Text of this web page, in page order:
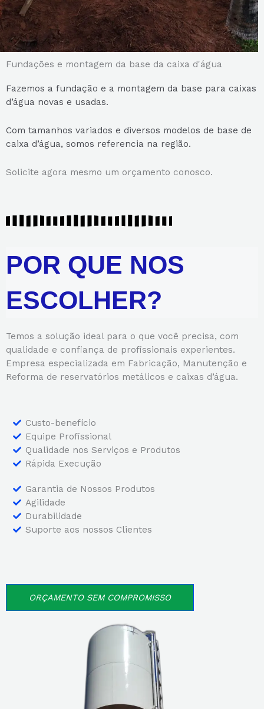
Fundações e montagem da base da caixa d'água
Fazemos a fundação e a montagem da base para caixas
d’água novas e usadas.
Com tamanhos variados e diversos modelos de base de
caixa d’água, somos referencia na região.
Solicite agora mesmo um orçamento conosco.
POR QUE NOS
ESCOLHER?
Temos a solução ideal para o que você precisa, com
qualidade e confiança de profissionais experientes.
Empresa especializada em Fabricação, Manutenção e
Reforma de reservatórios metálicos e caixas d’água.
Custo-benefício
Equipe Profissional
Qualidade nos Serviços e Produtos
Rápida Execução
Garantia de Nossos Produtos
Agilidade
Durabilidade
Suporte aos nossos Clientes
ORÇAMENTO SEM COMPROMISSO